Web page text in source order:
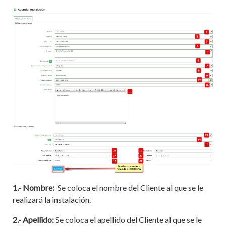
1.- Nombre: Se coloca el nombre del Cliente al que se le
realizará la instalación.
2.- Apellido:Se coloca el apellido del Cliente al que se le